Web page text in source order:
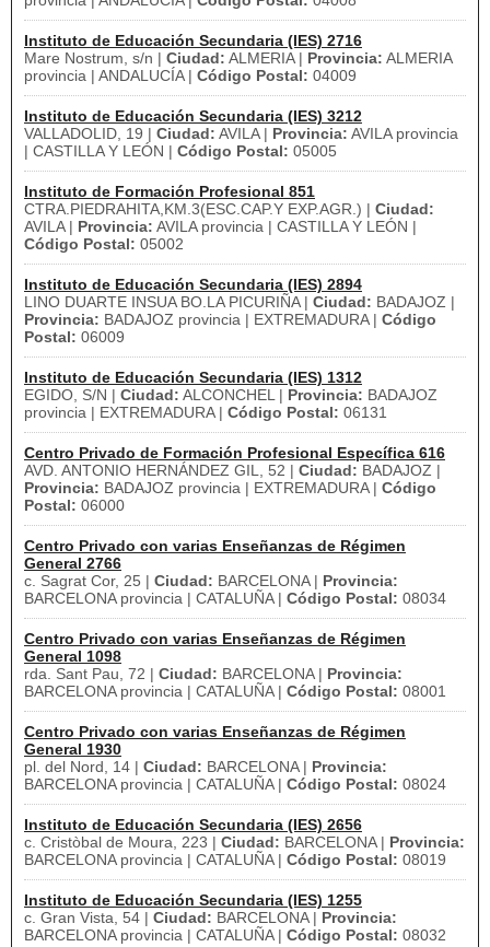
Instituto de Educación Secundaria (IES) 2716
Mare Nostrum, s/n | Ciudad: ALMERIA | Provincia: ALMERIA
provincia | ANDALUCÍA | Código Postal: 04009
Instituto de Educación Secundaria (IES) 3212
VALLADOLID, 19 | Ciudad: AVILA | Provincia: AVILA provincia
| CASTILLA Y LEÓN | Código Postal: 05005
Instituto de Formación Profesional 851
CTRA.PIEDRAHITA,KM.3(ESC.CAP.Y EXP.AGR.) | Ciudad:
AVILA | Provincia: AVILA provincia | CASTILLA Y LEÓN |
Código Postal: 05002
Instituto de Educación Secundaria (IES) 2894
LINO DUARTE INSUA BO.LA PICURIÑA | Ciudad: BADAJOZ |
Provincia: BADAJOZ provincia | EXTREMADURA | Código
Postal: 06009
Instituto de Educación Secundaria (IES) 1312
EGIDO, S/N | Ciudad: ALCONCHEL | Provincia: BADAJOZ
provincia | EXTREMADURA | Código Postal: 06131
Centro Privado de Formación Profesional Específica 616
AVD. ANTONIO HERNÁNDEZ GIL, 52 | Ciudad: BADAJOZ |
Provincia: BADAJOZ provincia | EXTREMADURA | Código
Postal: 06000
Centro Privado con varias Enseñanzas de Régimen
General 2766
c. Sagrat Cor, 25 | Ciudad: BARCELONA | Provincia:
BARCELONA provincia | CATALUÑA | Código Postal: 08034
Centro Privado con varias Enseñanzas de Régimen
General 1098
rda. Sant Pau, 72 | Ciudad: BARCELONA | Provincia:
BARCELONA provincia | CATALUÑA | Código Postal: 08001
Centro Privado con varias Enseñanzas de Régimen
General 1930
pl. del Nord, 14 | Ciudad: BARCELONA | Provincia:
BARCELONA provincia | CATALUÑA | Código Postal: 08024
Instituto de Educación Secundaria (IES) 2656
c. Cristòbal de Moura, 223 | Ciudad: BARCELONA | Provincia:
BARCELONA provincia | CATALUÑA | Código Postal: 08019
Instituto de Educación Secundaria (IES) 1255
c. Gran Vista, 54 | Ciudad: BARCELONA | Provincia:
BARCELONA provincia | CATALUÑA | Código Postal: 08032